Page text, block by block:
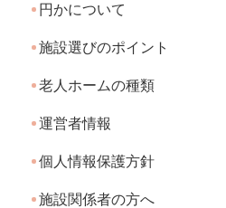
円かについて
施設選びのポイント
老人ホームの種類
運営者情報
個人情報保護方針
施設関係者の方へ